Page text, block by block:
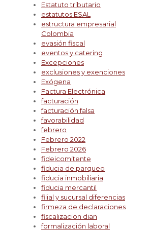
Estatuto tributario
estatutos ESAL
estructura empresarial
Colombia
evasión fiscal
eventos y catering
Excepciones
exclusiones y exenciones
Exógena
Factura Electrónica
facturación
facturación falsa
favorabilidad
febrero
Febrero 2022
Febrero 2026
fideicomitente
fiducia de parqueo
fiducia inmobiliaria
fiducia mercantil
filial y sucursal diferencias
firmeza de declaraciones
fiscalizacion dian
formalización laboral